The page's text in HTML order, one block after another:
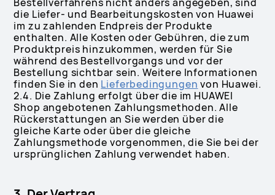
die Liefer- und Bearbeitungskosten von Huawei
im zu zahlenden Endpreis der Produkte
enthalten. Alle Kosten oder Gebühren, die zum
Produktpreis hinzukommen, werden für Sie
während des Bestellvorgangs und vor der
Bestellung sichtbar sein. Weitere Informationen
finden Sie in den Lieferbedingungen von Huawei.
2.4. Die Zahlung erfolgt über die im HUAWEI
Shop angebotenen Zahlungsmethoden. Alle
Rückerstattungen an Sie werden über die
gleiche Karte oder über die gleiche
Zahlungsmethode vorgenommen, die Sie bei der
ursprünglichen Zahlung verwendet haben.